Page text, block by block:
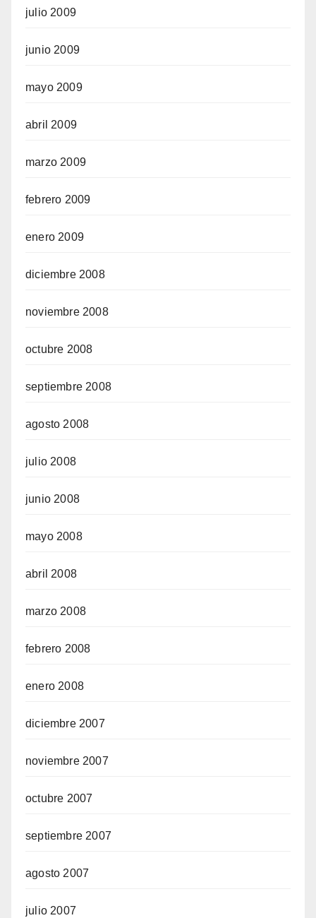
julio 2009
junio 2009
mayo 2009
abril 2009
marzo 2009
febrero 2009
enero 2009
diciembre 2008
noviembre 2008
octubre 2008
septiembre 2008
agosto 2008
julio 2008
junio 2008
mayo 2008
abril 2008
marzo 2008
febrero 2008
enero 2008
diciembre 2007
noviembre 2007
octubre 2007
septiembre 2007
agosto 2007
julio 2007